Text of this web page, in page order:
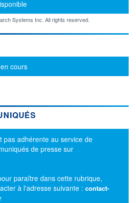
Systems Inc. All rights reserved.
cours
pas adhérente au service de
de presse sur
paraître dans cette rubrique,
à l'adresse suivante : contact-